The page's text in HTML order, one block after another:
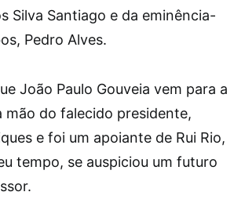
Silva Santiago e da eminência-
Pedro Alves.
João Paulo Gouveia vem para a
mão do falecido presidente,
e foi um apoiante de Rui Rio,
tempo, se auspiciou um futuro